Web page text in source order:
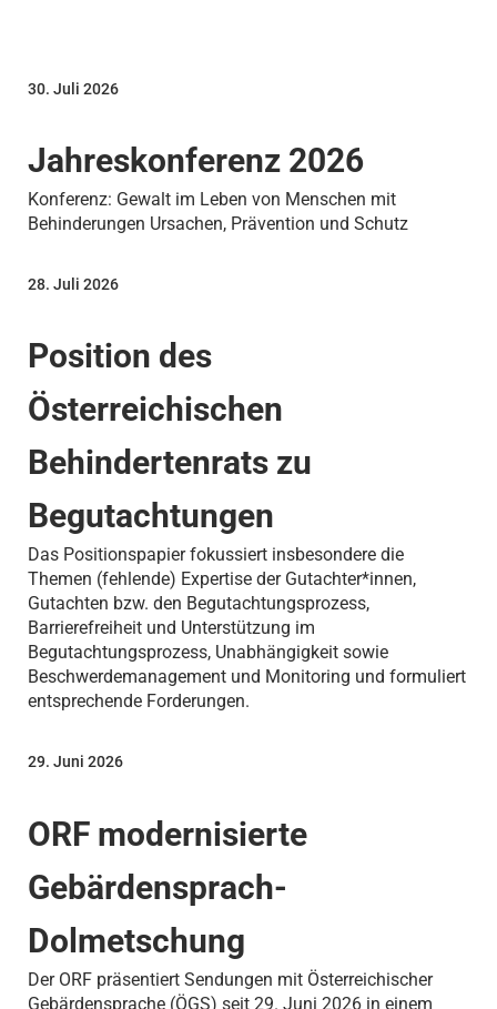
Jahreskonferenz 2026
30. Juli 2026
Konferenz: Gewalt im Leben von Menschen mit
Behinderungen Ursachen, Prävention und Schutz
Position des
Österreichischen
Behindertenrats zu
Begutachtungen
28. Juli 2026
Das Positionspapier fokussiert insbesondere die
Themen (fehlende) Expertise der Gutachter*innen,
Gutachten bzw. den Begutachtungsprozess,
Barrierefreiheit und Unterstützung im
Begutachtungsprozess, Unabhängigkeit sowie
Beschwerdemanagement und Monitoring und formuliert
entsprechende Forderungen.
ORF modernisierte
Gebärdensprach-
Dolmetschung
29. Juni 2026
Der ORF präsentiert Sendungen mit Österreichischer
Gebärdensprache (ÖGS) seit 29. Juni 2026 in einem